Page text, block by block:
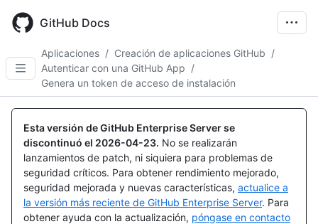
main
GitHub Docs
Aplicaciones / Creación de aplicaciones GitHub /
Autenticar con una GitHub App /
Genera un token de acceso de instalación
Esta versión de GitHub Enterprise Server se
discontinuó el 2026-04-23. No se realizarán
lanzamientos de patch, ni siquiera para problemas de
seguridad críticos. Para obtener rendimiento mejorado,
seguridad mejorada y nuevas características, actualice a
la versión más reciente de GitHub Enterprise Server. Para
obtener ayuda con la actualización, póngase en contacto